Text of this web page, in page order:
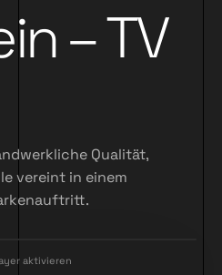
– TV
Qualität,
vereint in einem
aktivieren